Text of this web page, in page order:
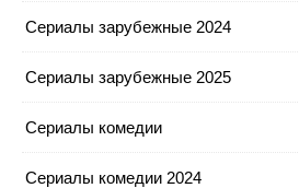
Сериалы зарубежные 2024
Сериалы зарубежные 2025
Сериалы комедии
Сериалы комедии 2024